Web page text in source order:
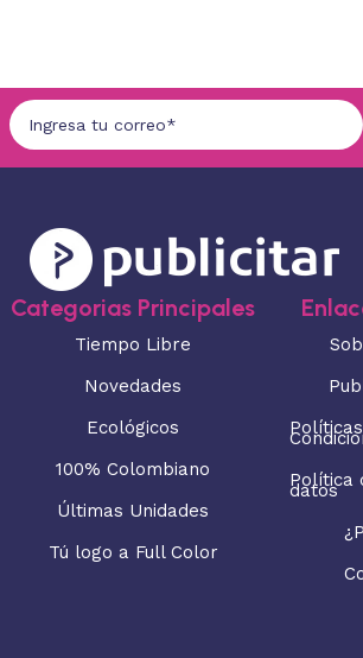
Categorias Principales
Tiempo Libre
Novedades
Ecológicos
100% Colombiano
Últimas Unidades
Tú logo a Full Color
Política
datos